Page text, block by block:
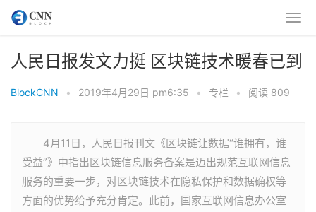
人民日报发文力挺 区块链技术暖春已到
BlockCNN • 2019年4月29日 pm6:35 • 专栏 • 阅读 809
4月11日，人民日报刊文《区块链让数据“谁拥有，谁
受益”》中指出区块链信息服务备案是迈出规范互联网信息
服务的重要一步，对区块链技术在隐私保护和数据确权等
方面的优势给予充分肯定。此前，国家互联网信息办公室